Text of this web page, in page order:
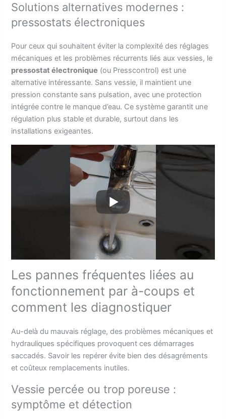
Solutions alternatives modernes :
pressostats électroniques
Pour ceux qui souhaitent éviter la complexité des réglages
mécaniques et les problèmes récurrents liés aux vessies, le
pressostat électronique (ou Presscontrol) est une
alternative intéressante. Sans vessie, il maintient une
pression constante sans pulsation, avec une protection
intégrée contre le manque d’eau. Ce système garantit une
régulation plus stable et durable, surtout dans les
installations exigeantes.
Les pannes fréquentes liées au
fonctionnement par à-coups et
comment les diagnostiquer
Au-delà du mauvais réglage, des problèmes mécaniques et
hydrauliques spécifiques provoquent ces démarrages
saccadés. Savoir les repérer évite bien des désagréments
et coûteux remplacements inutiles.
Vessie percée ou trop poreuse :
symptôme et détection